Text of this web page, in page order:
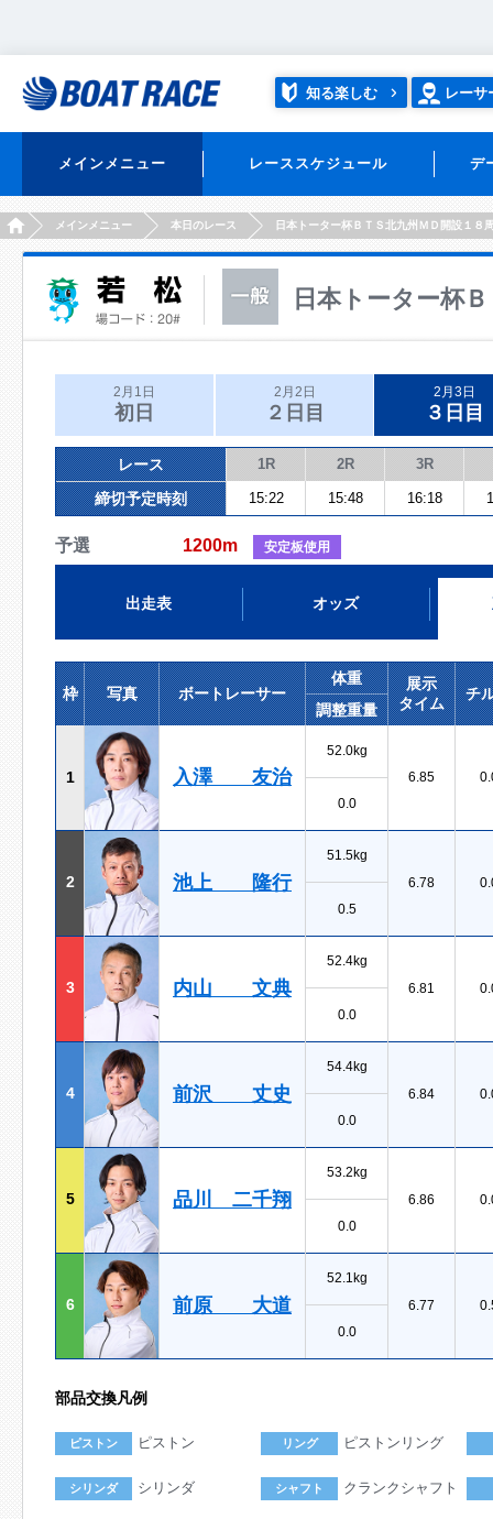
知る楽しむ レーサ
メインメニュー レーススケジュール デ
HOMEメインメニュー 本日のレース 日本トーター杯ＢＴＳ北九州ＭＤ開設１８
日本トーター杯
2月1日
初日
2月2日
２日目
2月3日
３日目
レース 1R 2R 3R
締切予定時刻 15:22 15:48 16:18
予選 1200m 安定板使用
出走表 オッズ
枠 写真 ボートレーサー
体重
展示
タイム
チ
調整重量
1 入澤 友治
52.0kg
6.85
0.0
2 池上 隆行
51.5kg
6.78
0.5
3 内山 文典
52.4kg
6.81
0.0
4 前沢 丈史
54.4kg
6.84
0.0
5 品川 二千翔
53.2kg
6.86
0.0
6 前原 大道
52.1kg
6.77
0.0
部品交換凡例
ピストン ピストン リング ピストンリング
シリンダ シリンダ シャフト クランクシャフト